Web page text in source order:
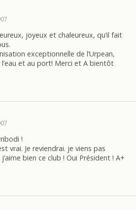
joyeux et chaleureux, qu’il fait
exceptionnelle de l’Urpean,
l’eau et au port! Merci et A bientôt
!
vrai. Je reviendrai. je viens pas
bien ce club ! Oui Président ! A+